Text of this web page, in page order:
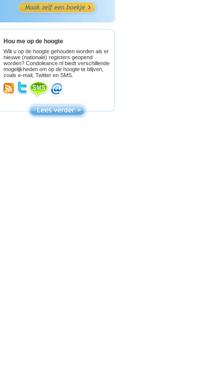
Hou me op de hoogte
Wilt u op de hoogte gehouden worden als er
nieuwe (nationale) registers geopend
worden? Condoleance.nl biedt verschillende
mogelijkheden om op de hoogte te blijven,
zoals e-mail, Twitter en SMS.